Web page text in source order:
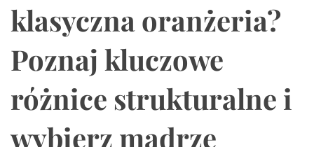
klasyczna oranżeria?
Poznaj kluczowe
różnice strukturalne i
wybierz mądrze